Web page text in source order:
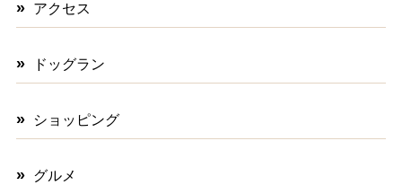
アクセス
ドッグラン
ショッピング
グルメ